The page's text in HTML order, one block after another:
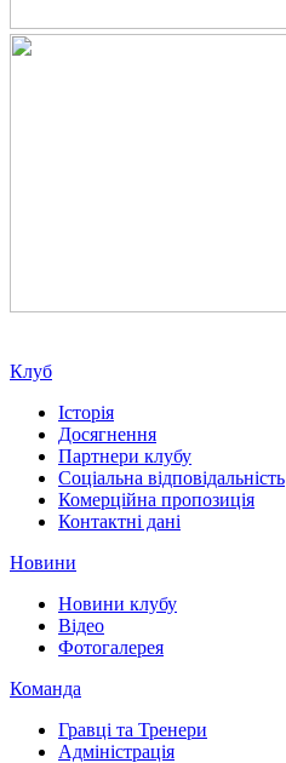
Клуб
Історія
Досягнення
Партнери клубу
Соціальна відповідальність
Комерційна пропозиція
Контактні дані
Новини
Новини клубу
Відео
Фотогалерея
Команда
Гравці та Тренери
Адміністрація